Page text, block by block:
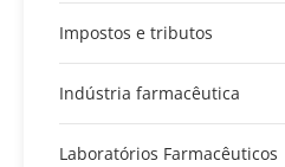
Impostos e tributos
Indústria farmacêutica
Laboratórios Farmacêuticos